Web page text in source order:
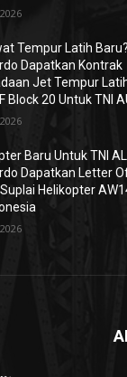
Tempur Latih Baru?
Dapatkan Kontrak
Jet Tempur
Block 20 Untuk TNI
Baru Untuk TNI
Dapatkan Letter
Helikopter